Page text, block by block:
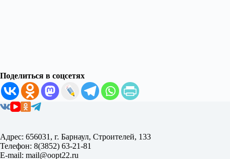
Поделиться в соцсетях
Адрес: 656031, г. Барнаул, Строителей, 133
Телефон: 8(3852) 63-21-81
E-mail: mail@oopt22.ru